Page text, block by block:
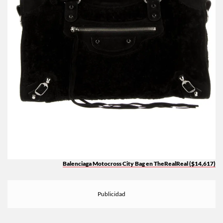
Balenciaga Motocross City Bag en TheRealReal ($14,617)